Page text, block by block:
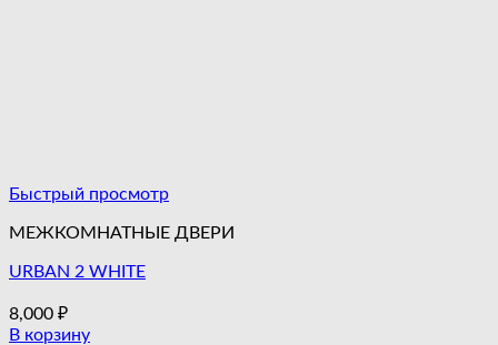
Быстрый просмотр
МЕЖКОМНАТНЫЕ ДВЕРИ
URBAN 2 WHITE
8,000 ₽
В корзину